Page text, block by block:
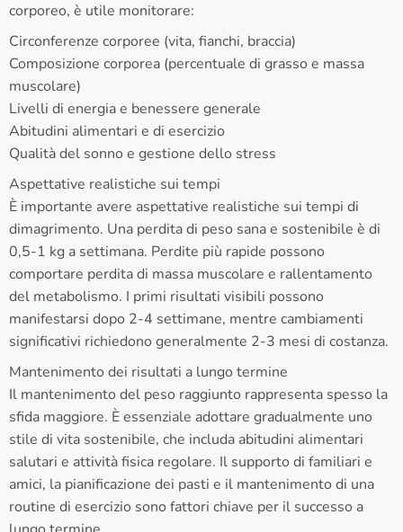
corporeo, è utile monitorare:
Circonferenze corporee (vita, fianchi, braccia)
Composizione corporea (percentuale di grasso e massa
muscolare)
Livelli di energia e benessere generale
Abitudini alimentari e di esercizio
Qualità del sonno e gestione dello stress
Aspettative realistiche sui tempi
È importante avere aspettative realistiche sui tempi di
dimagrimento. Una perdita di peso sana e sostenibile è di
0,5-1 kg a settimana. Perdite più rapide possono
comportare perdita di massa muscolare e rallentamento
del metabolismo. I primi risultati visibili possono
manifestarsi dopo 2-4 settimane, mentre cambiamenti
significativi richiedono generalmente 2-3 mesi di costanza.
Mantenimento dei risultati a lungo termine
Il mantenimento del peso raggiunto rappresenta spesso la
sfida maggiore. È essenziale adottare gradualmente uno
stile di vita sostenibile, che includa abitudini alimentari
salutari e attività fisica regolare. Il supporto di familiari e
amici, la pianificazione dei pasti e il mantenimento di una
routine di esercizio sono fattori chiave per il successo a